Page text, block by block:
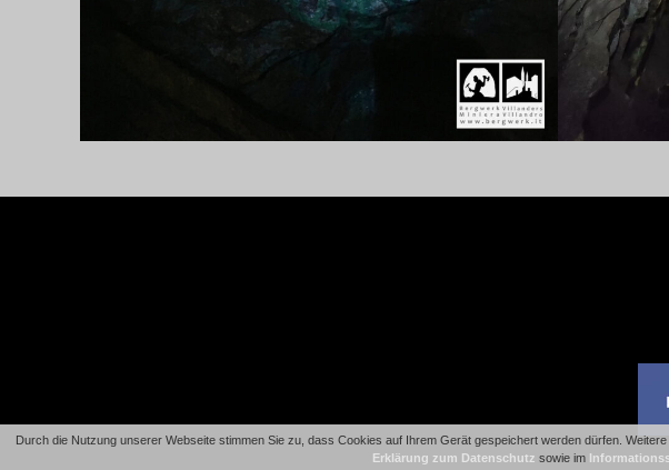
Durch die Nutzung unserer Webseite stimmen Sie zu, dass Cookies auf Ihrem Gerät gespeichert werden dürfen.
Erklärung zum Datenschutz sowie im